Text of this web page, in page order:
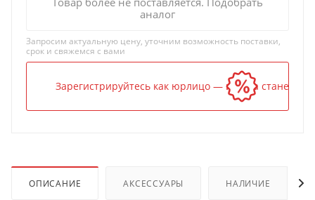
аналог
Запросим актуальную цену, уточним возможность поставки,
срок и свяжемся с вами
Зарегистрируйтесь как юрлицо — и цена станет
ОПИСАНИЕ АКСЕССУАРЫ НАЛИЧИЕ